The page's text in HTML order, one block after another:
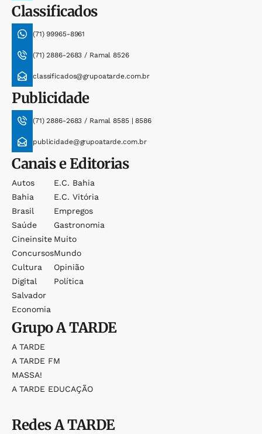
Classificados
(71) 99965-8961
(71) 2886-2683 / Ramal 8526
classificados@grupoatarde.com.br
Publicidade
(71) 2886-2683 / Ramal 8585 | 8586
publicidade@grupoatarde.com.br
Canais e Editorias
Autos
Bahia
Brasil
Saúde
Cineinsite
Concursos
Cultura
Digital
Salvador
Economia
E.c. Bahia
E.c. Vitória
Empregos
Gastronomia
Muito
Mundo
Opinião
Política
GrupoA TARDE
A TARDE
A TARDE FM
MASSA!
A TARDE EDUCAÇÃO
RedesA TARDE